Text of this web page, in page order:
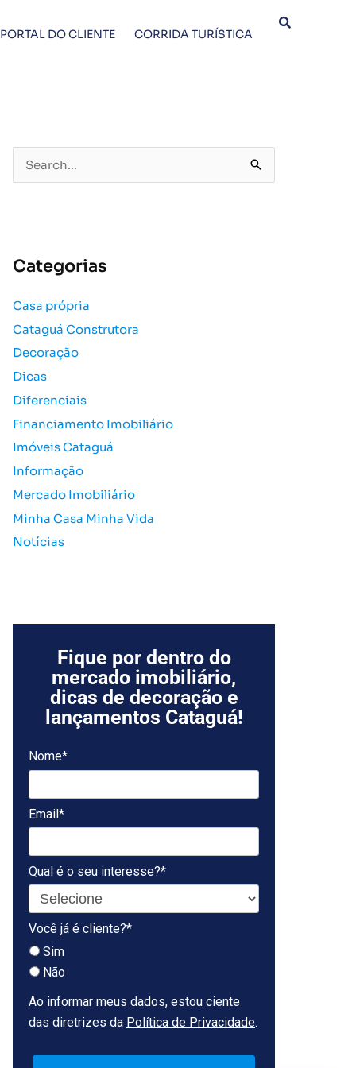
PORTAL DO CLIENTE CORRIDA TURÍSTICA
e
i
a
r
p
o
r
Categorias
Casa própria
Cataguá Construtora
Decoração
Dicas
Diferenciais
Financiamento Imobiliário
Imóveis Cataguá
Informação
Mercado Imobiliário
Minha Casa Minha Vida
Notícias
Fique por dentro do
mercado imobiliário,
dicas de decoração e
lançamentos Cataguá!
Nome*
Email*
Qual é o seu interesse?*
Você já é cliente?*
Sim
Não
Ao informar meus dados, estou ciente
das diretrizes da Política de Privacidade.